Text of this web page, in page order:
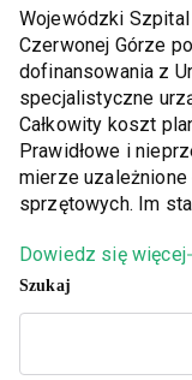
Wojewódzki Szpital
Czerwonej Górze
dofinansowania z
specjalistyczne
Całkowity koszt
Prawidłowe i
mierze
sprzętowych. Im
Dowiedz się więcej
Szukaj